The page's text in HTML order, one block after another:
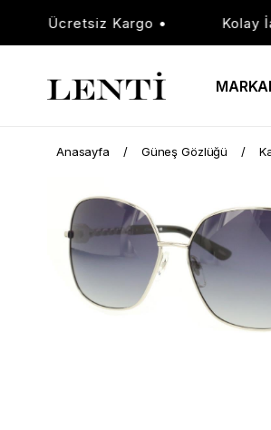
• Ücretsiz Kargo • Kolay
Anasayfa Güneş Gözlüğü